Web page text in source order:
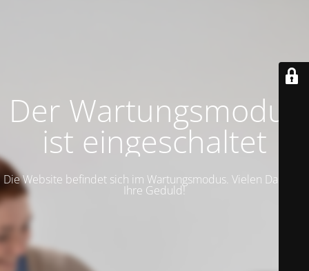
Der Wartungsmodus
ist eingeschaltet
Die Website befindet sich im Wartungsmodus. Vielen Dank für
Ihre Geduld!